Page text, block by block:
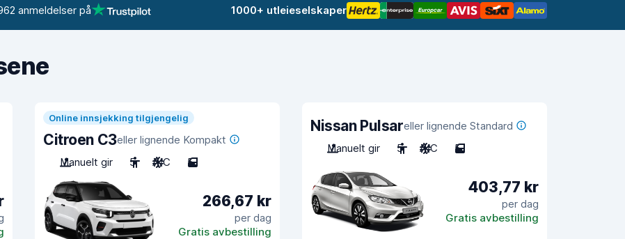
anmeldelser på 1000+ utleieselskaper
Online innsjekking tilgjengelig
Citroen C3eller lignende Kompakt
Manuelt gir
5 A/C 5
266,67 kr
per dag
Gratis avbestilling
Nissan Pulsareller lignende Standard
Manuelt gir
5 A/C 5
403,77 kr
per dag
Gratis avbestilling